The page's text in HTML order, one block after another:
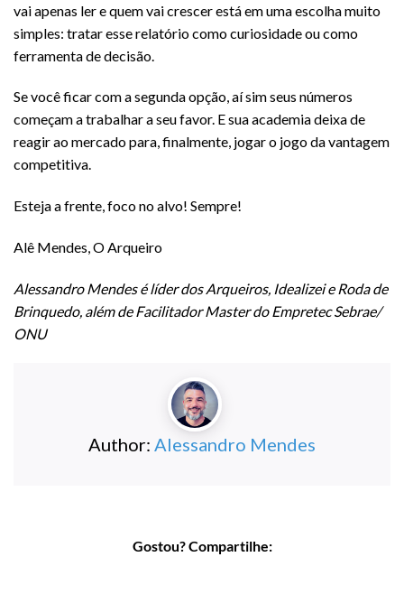
vai apenas ler e quem vai crescer está em uma escolha muito
simples: tratar esse relatório como curiosidade ou como
ferramenta de decisão.
Se você ficar com a segunda opção, aí sim seus números
começam a trabalhar a seu favor. E sua academia deixa de
reagir ao mercado para, finalmente, jogar o jogo da vantagem
competitiva.
Esteja a frente, foco no alvo! Sempre!
Alê Mendes, O Arqueiro
Alessandro Mendes é líder dos Arqueiros, Idealizei e Roda de
Brinquedo, além de Facilitador Master do Empretec Sebrae/
ONU
Author: Alessandro Mendes
Gostou? Compartilhe: